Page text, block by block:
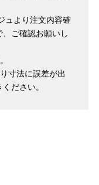
159cm
4尺2寸
4尺3寸
ュより注文内容確
ご確認お願いし
寸法に誤差が出
ださい。